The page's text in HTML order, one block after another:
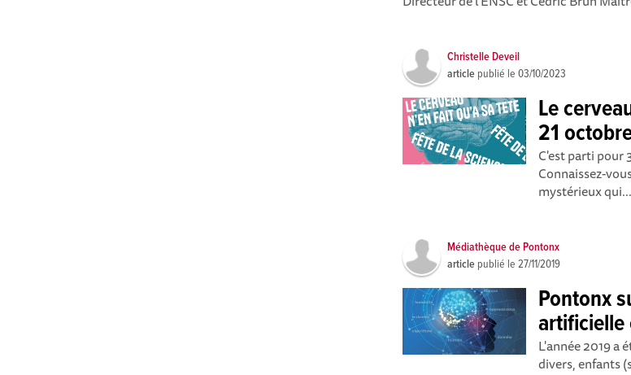
Christelle Deveil
article publié le03/10/2023
Le
21
C'est parti pour
Connaissez-
mystérieux qui...
Médiathèque de Pontonx
article publié le27/11/2019
Pontonx
artificielle
L'année 2019 a
divers, enfants